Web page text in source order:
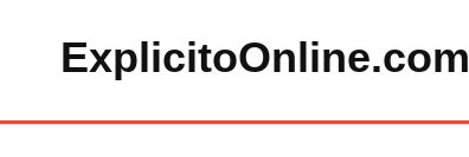
ExplicitoOnline.com